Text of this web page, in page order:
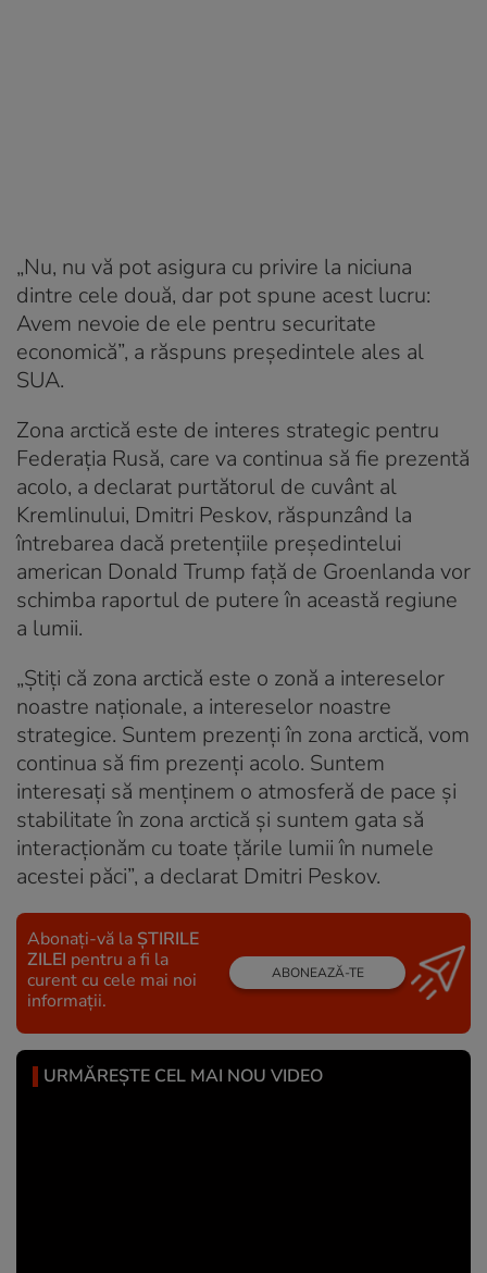
„Nu, nu vă pot asigura cu privire la niciuna
dintre cele două, dar pot spune acest lucru:
Avem nevoie de ele pentru securitate
economică”, a răspuns președintele ales al
SUA.
Zona arctică este de interes strategic pentru
Federația Rusă, care va continua să fie prezentă
acolo, a declarat purtătorul de cuvânt al
Kremlinului, Dmitri Peskov, răspunzând la
întrebarea dacă pretențiile președintelui
american Donald Trump față de Groenlanda vor
schimba raportul de putere în această regiune
a lumii.
„Știți că zona arctică este o zonă a intereselor
noastre naționale, a intereselor noastre
strategice. Suntem prezenți în zona arctică, vom
continua să fim prezenți acolo. Suntem
interesați să menținem o atmosferă de pace și
stabilitate în zona arctică și suntem gata să
interacționăm cu toate țările lumii în numele
acestei păci”, a declarat Dmitri Peskov.
Abonați-vă la ȘTIRILE
ZILEI pentru a fi la
curent cu cele mai noi
informații.
ABONEAZĂ-TE
URMĂREȘTE CEL MAI NOU VIDEO